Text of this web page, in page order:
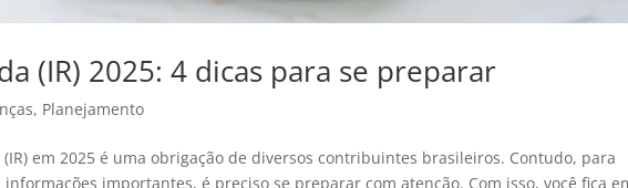
(IR) 2025: 4 dicas para se preparar
, Planejamento
em 2025 é uma obrigação de diversos contribuintes brasileiros. Contudo, para
importantes, é preciso se preparar com atenção. Com isso, você fica